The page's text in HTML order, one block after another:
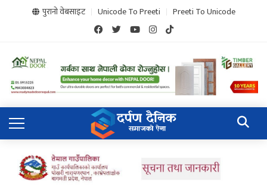
पुरानो वेबसाइट Unicode To Preeti Preeti To Unicode